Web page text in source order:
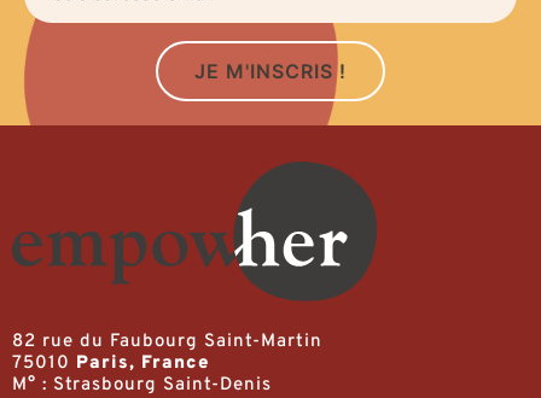
JE M'INSCRIS !
82 rue du Faubourg Saint-Martin
75010 Paris, France
M° : Strasbourg Saint-Denis